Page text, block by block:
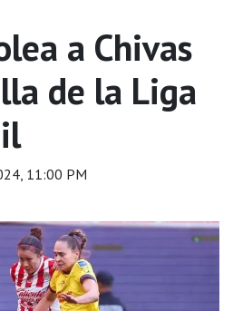
a Chivas
de la Liga
11:00 PM